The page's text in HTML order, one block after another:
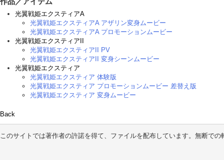
光翼戦姫エクスティアA
光翼戦姫エクスティアA アザリン変身ムービー
光翼戦姫エクスティアA プロモーションムービー
光翼戦姫エクスティアII
光翼戦姫エクスティアII PV
光翼戦姫エクスティアII 変身シーンムービー
光翼戦姫エクスティア
光翼戦姫エクスティア 体験版
光翼戦姫エクスティア プロモーションムービー 差替え版
光翼戦姫エクスティア 変身ムービー
Back
このサイトでは著作者の許諾を得て、ファイルを配布しています。無断での